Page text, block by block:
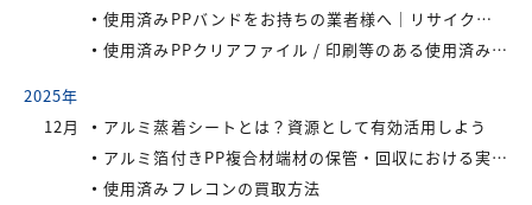
使用済みPPバンドをお持ちの業者様へ｜リサイクル・買取対応中
使用済みPPクリアファイル / 印刷等のある使用済みPPクリアファイルの再資源化とリサイクル方法
2025年
12月
アルミ蒸着シートとは？資源として有効活用しよう
アルミ箔付きPP複合材端材の保管・回収における実務上のポイントIREXコラム vol.6
使用済みフレコンの買取方法